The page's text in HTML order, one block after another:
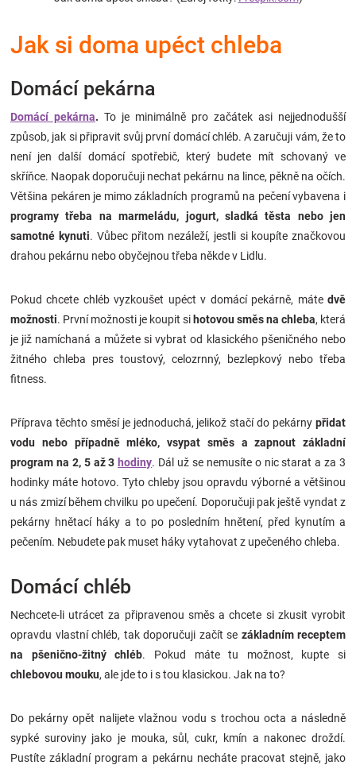
Blog
Hračkářství
Přihlášení
Jak si doma upéct chleba
Domácí pekárna
Domácí pekárna. To je minimálně pro začátek asi nejjednodušší
způsob, jak si připravit svůj první domácí chléb. A zaručuji vám, že to
není jen další domácí spotřebič, který budete mít schovaný ve
skříňce. Naopak doporučuji nechat pekárnu na lince, pěkně na očích.
Většina pekáren je mimo základních programů na pečení vybavena i
programy třeba na marmeládu, jogurt, sladká těsta nebo jen
samotné kynuti. Vůbec přitom nezáleží, jestli si koupíte značkovou
drahou pekárnu nebo obyčejnou třeba někde v Lidlu.
Pokud chcete chléb vyzkoušet upéct v domácí pekárně, máte dvě
možnosti. První možnosti je koupit si hotovou směs na chleba, která
je již namíchaná a můžete si vybrat od klasického pšeničného nebo
žitného chleba pres toustový, celozrnný, bezlepkový nebo třeba
fitness.
Příprava těchto směsí je jednoduchá, jelikož stačí do pekárny přidat
vodu nebo případně mléko, vsypat směs a zapnout základní
program na 2, 5 až 3 hodiny. Dál už se nemusíte o nic starat a za 3
hodinky máte hotovo. Tyto chleby jsou opravdu výborné a většinou
u nás zmizí během chvilku po upečení. Doporučuji pak ještě vyndat z
pekárny hnětací háky a to po posledním hnětení, před kynutím a
pečením. Nebudete pak muset háky vytahovat z upečeného chleba.
Domácí chléb
Nechcete-li utrácet za připravenou směs a chcete si zkusit vyrobit
opravdu vlastní chléb, tak doporučuji začít se základním receptem
na pšenično-žitný chléb. Pokud máte tu možnost, kupte si
chlebovou mouku, ale jde to i s tou klasickou. Jak na to?
Do pekárny opět nalijete vlažnou vodu s trochou octa a následně
sypké suroviny jako je mouka, sůl, cukr, kmín a nakonec droždí.
Pustíte základní program a pekárnu necháte pracovat stejně, jako